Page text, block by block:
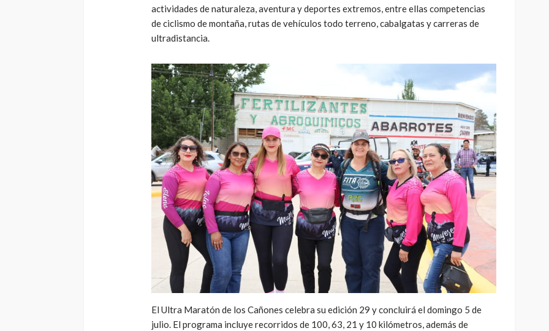
actividades de naturaleza, aventura y deportes extremos, entre ellas competencias
de ciclismo de montaña, rutas de vehículos todo terreno, cabalgatas y carreras de
ultradistancia.
El Ultra Maratón de los Cañones celebra su edición 29 y concluirá el domingo 5 de
julio. El programa incluye recorridos de 100, 63, 21 y 10 kilómetros, además de